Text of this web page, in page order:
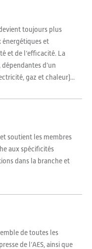
toujours plus
énergétiques et
et de l’efficacité. La
d’un
gaz et chaleur)...
soutient les membres
aux spécificités
dans la branche et
de toutes les
de l’AES, ainsi que